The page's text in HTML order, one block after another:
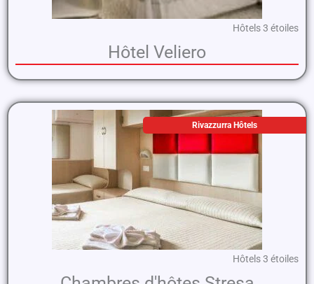
Hôtels 3 étoiles
Hôtel Veliero
Rivazzurra Hôtels
Hôtels 3 étoiles